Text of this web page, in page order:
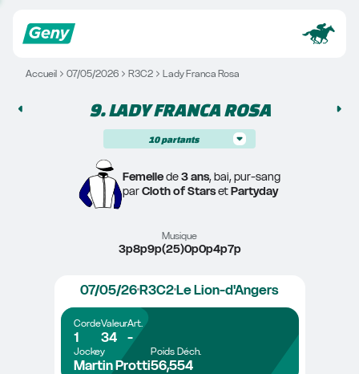
Accueil 07/05/2026 R3C2 Lady Franca Rosa
9. LADY FRANCA ROSA
10 partants
Femelle de 3 ans, bai, pur-sang
par Cloth of Stars et Partyday
Musique
3p8p9p(25)0p0p4p7p
07/05/26R3C2Le Lion-d'Angers
Corde
1
Valeur
34
Art.
-
Jockey
Martin Protti
Poids
56,5
Déch.
54